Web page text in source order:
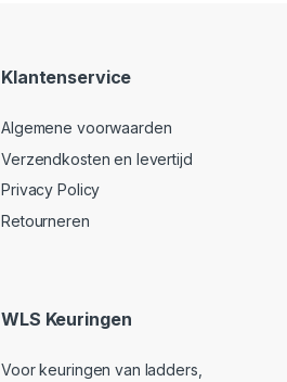
Klantenservice
Algemene voorwaarden
Verzendkosten en levertijd
Privacy Policy
Retourneren
WLS Keuringen
Voor keuringen van ladders,